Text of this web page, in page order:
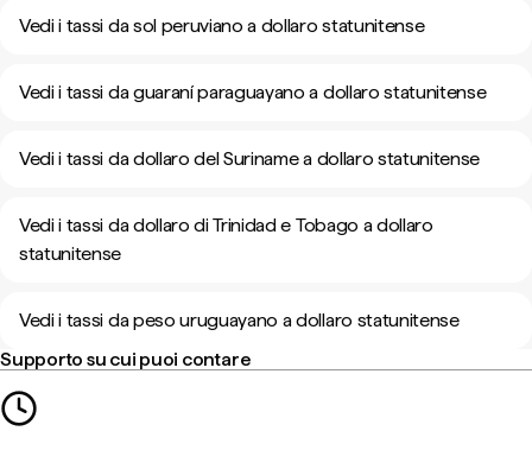
Vedi i tassi da sol peruviano a dollaro statunitense
Vedi i tassi da guaraní paraguayano a dollaro statunitense
Vedi i tassi da dollaro del Suriname a dollaro statunitense
Vedi i tassi da dollaro di Trinidad e Tobago a dollaro
statunitense
Vedi i tassi da peso uruguayano a dollaro statunitense
Supporto su cui puoi contare